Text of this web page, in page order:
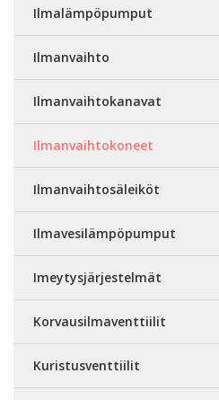
Ilmalämpöpumput
Ilmanvaihto
Ilmanvaihtokanavat
Ilmanvaihtokoneet
Ilmanvaihtosäleiköt
Ilmavesilämpöpumput
Imeytysjärjestelmät
Korvausilmaventtiilit
Kuristusventtiilit